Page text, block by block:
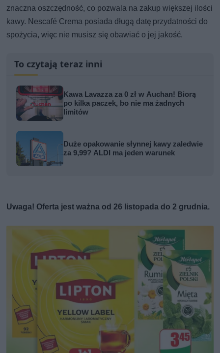
znaczna oszczędność, co pozwala na zakup większej ilości
kawy. Nescafé Crema posiada długą datę przydatności do
spożycia, więc nie musisz się obawiać o jej jakość.
To czytają teraz inni
Kawa Lavazza za 0 zł w Auchan! Biorą
po kilka paczek, bo nie ma żadnych
limitów
Duże opakowanie słynnej kawy zaledwie
za 9,99? ALDI ma jeden warunek
Uwaga! Oferta jest ważna od 26 listopada do 2 grudnia.